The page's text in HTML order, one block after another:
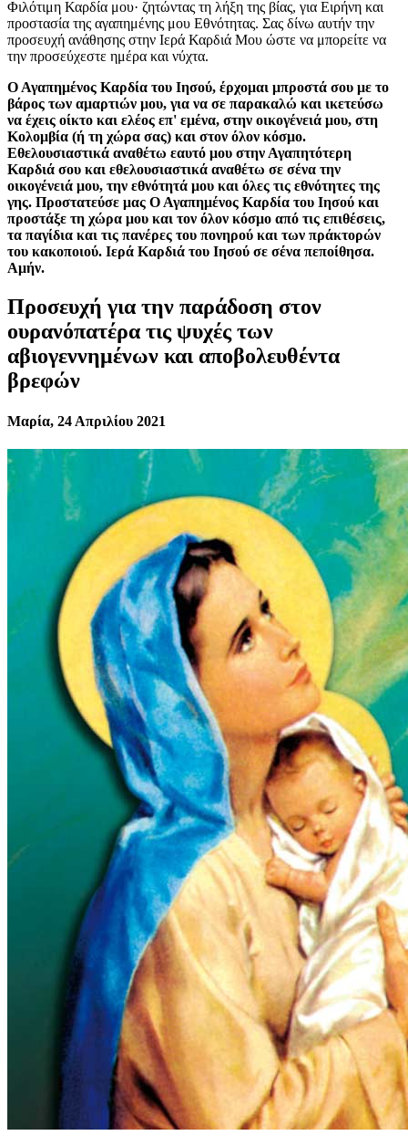
Φιλότιμη Καρδία μου· ζητώντας τη λήξη της βίας, για Ειρήνη και
προστασία της αγαπημένης μου Εθνότητας. Σας δίνω αυτήν την
προσευχή ανάθησης στην Ιερά Καρδιά Μου ώστε να μπορείτε να
την προσεύχεστε ημέρα και νύχτα.
Ο Αγαπημένος Καρδία του Ιησού, έρχομαι μπροστά σου με το
βάρος των αμαρτιών μου, για να σε παρακαλώ και ικετεύσω
να έχεις οίκτο και ελέος επ' εμένα, στην οικογένειά μου, στη
Κολομβία (ή τη χώρα σας) και στον όλον κόσμο.
Εθελουσιαστικά αναθέτω εαυτό μου στην Αγαπητότερη
Καρδιά σου και εθελουσιαστικά αναθέτω σε σένα την
οικογένειά μου, την εθνότητά μου και όλες τις εθνότητες της
γης. Προστατεύσε μας Ο Αγαπημένος Καρδία του Ιησού και
προστάξε τη χώρα μου και τον όλον κόσμο από τις επιθέσεις,
τα παγίδια και τις πανέρες του πονηρού και των πράκτορών
του κακοποιού. Ιερά Καρδιά του Ιησού σε σένα πεποίθησα.
Αμήν.
Προσευχή για την παράδοση στον
ουρανόπατέρα τις ψυχές των
αβιογεννημένων και αποβολευθέντα
βρεφών
Μαρία, 24 Απριλίου 2021